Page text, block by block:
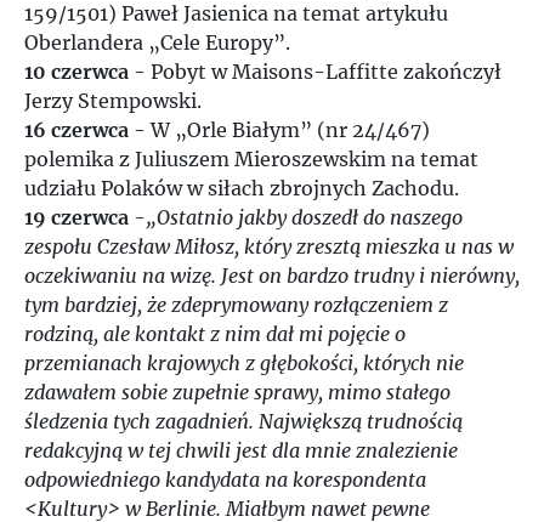
159/1501) Paweł Jasienica na temat artykułu
Oberlandera „Cele Europy”.
10 czerwca - Pobyt w Maisons-Laffitte zakończył
Jerzy Stempowski.
16 czerwca - W „Orle Białym” (nr 24/467)
polemika z Juliuszem Mieroszewskim na temat
udziału Polaków w siłach zbrojnych Zachodu.
19 czerwca -„Ostatnio jakby doszedł do naszego
zespołu Czesław Miłosz, który zresztą mieszka u nas w
oczekiwaniu na wizę. Jest on bardzo trudny i nierówny,
tym bardziej, że zdeprymowany rozłączeniem z
rodziną, ale kontakt z nim dał mi pojęcie o
przemianach krajowych z głębokości, których nie
zdawałem sobie zupełnie sprawy, mimo stałego
śledzenia tych zagadnień. Największą trudnością
redakcyjną w tej chwili jest dla mnie znalezienie
odpowiedniego kandydata na korespondenta
<Kultury> w Berlinie. Miałbym nawet pewne